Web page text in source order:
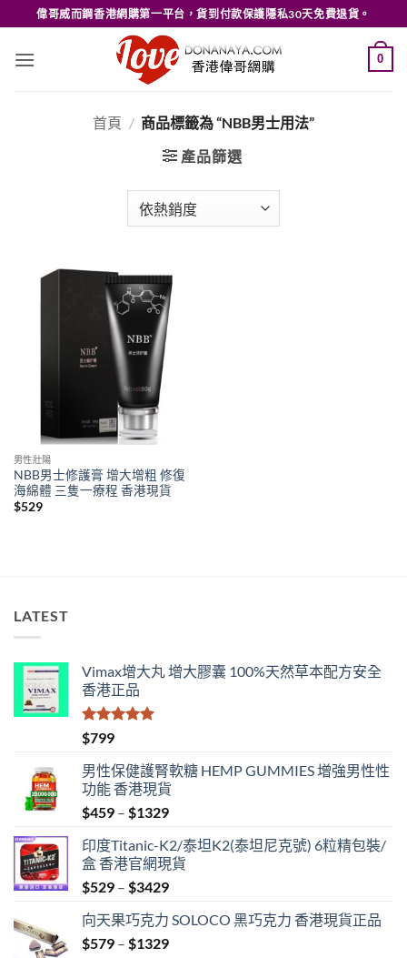
to
content
偉哥威而鋼香港網購第一平台，貨到付款保護隱私30天免費退貨。
0
首頁 / 商品標籤為 “NBB男士用法”
產品篩選
男性壯陽
NBB男士修護膏 增大增粗 修復
海綿體 三隻一療程 香港現貨
$529
LATEST
Vimax增大丸 增大膠囊 100%天然草本配方安全
香港正品
評分
滿分 5
$799
男性保健護腎軟糖 HEMP GUMMIES 增強男性性
功能 香港現貨
$459 – $1329Price
$459
through
$1329
印度Titanic-K2/泰坦K2(泰坦尼克號) 6粒精包裝/
盒 香港官網現貨
$529 – $3429Price
$529
through
向天果巧克力 SOLOCO 黑巧克力 香港現貨正品
$579 – $1329Price